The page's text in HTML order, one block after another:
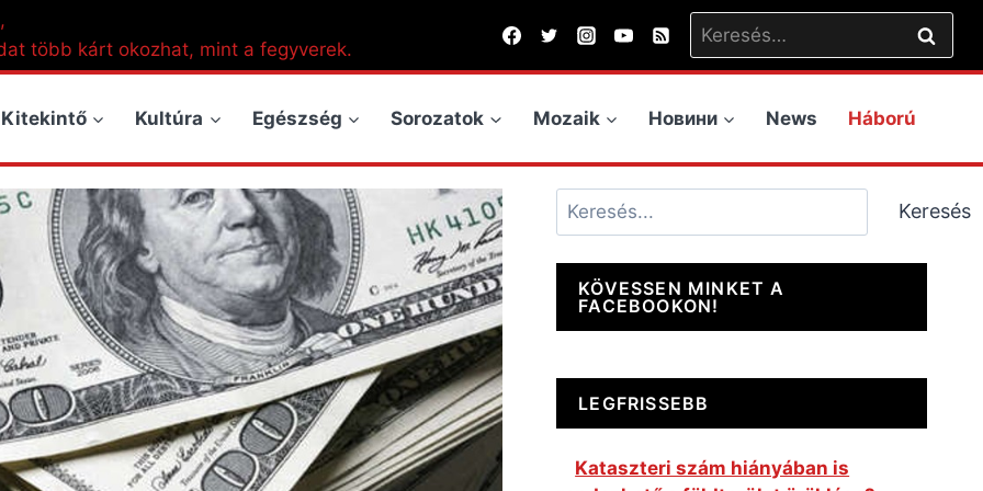
több kárt okozhat, mint a fegyverek.
Keresés:
Kitekintő Kultúra Egészség Sorozatok Mozaik Новини News Háború
Keresés Keresés
KÖVESSEN MINKET A
FACEBOOKON!
LEGFRISSEBB
Kataszteri szám hiányában is